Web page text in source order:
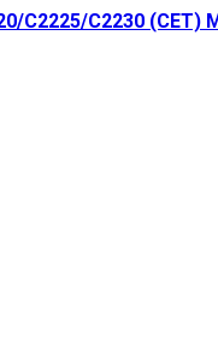
C2225/C2230 (CET)